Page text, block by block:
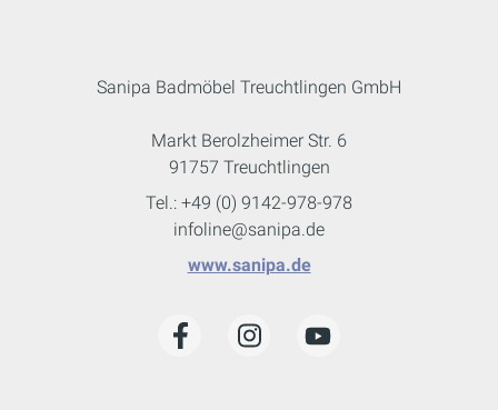
Sanipa Badmöbel Treuchtlingen GmbH
Markt Berolzheimer Str. 6
91757 Treuchtlingen
Tel.: +49 (0) 9142-978-978
infoline@sanipa.de
www.sanipa.de